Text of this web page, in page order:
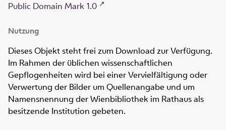
Public Domain Mark 1.0
Nutzung
Dieses Objekt steht frei zum Download zur Verfügung.
Im Rahmen der üblichen wissenschaftlichen
Gepflogenheiten wird bei einer Vervielfältigung oder
Verwertung der Bilder um Quellenangabe und um
Namensnennung der Wienbibliothek im Rathaus als
besitzende Institution gebeten.